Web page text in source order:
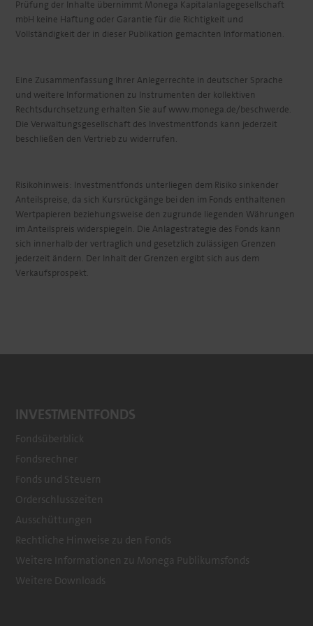
Prüfung der Inhalte übernimmt Monega Kapitalanlagegesellschaft
mbH keine Haftung oder Garantie für die Richtigkeit und
Vollständigkeit der in dieser Publikation gemachten Informationen.
Eine Zusammenfassung Ihrer Anlegerrechte in deutscher Sprache
und weitere Informationen zu Instrumenten der kollektiven
Rechtsdurchsetzung erhalten Sie auf www.monega.de/beschwerde.
Die Verwaltungsgesellschaft des Investmentfonds kann jederzeit
beschließen den Vertrieb zu widerrufen.
Risikohinweis: Investmentfonds unterliegen dem Risiko sinkender
Anteilspreise, da sich Kursrückgänge bei den im Fonds enthaltenen
Wertpapieren beziehungsweise den zugrunde liegenden Währungen
im Anteilspreis widerspiegeln. Die Anlagestrategie des Fonds kann
sich innerhalb der vertraglich und gesetzlich zulässigen Grenzen
jederzeit ändern. Der Inhalt der Grenzen ergibt sich aus dem
Verkaufsprospekt.
Footer
menu
INVESTMENTFONDS
Fondsüberblick
Fondsrechner
Fonds und Steuern
Orderschlusszeiten
Ausschüttungen
Rechtliche Hinweise zu den Fonds
Weitere Informationen zu Monega Publikumsfonds
Weitere Downloads